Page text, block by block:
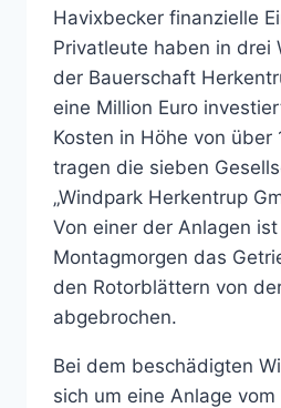
Havixbecker finanzielle
Privatleute haben in drei
der Bauerschaft
eine Million Euro
Kosten in Höhe von über
tragen die sieben
„Windpark Herkentrup
Von einer der Anlagen ist
Montagmorgen das
den Rotorblättern von
abgebrochen.
Bei dem beschädigten
sich um eine Anlage vom